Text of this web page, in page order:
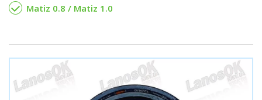
Matiz 0.8 / Matiz 1.0